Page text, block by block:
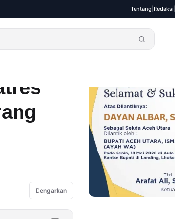
Tentang Redaksi
PENDIDIKANOLAHRAGA
gram
Dengarkan